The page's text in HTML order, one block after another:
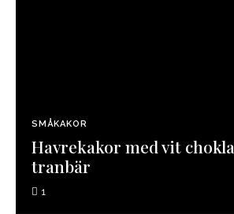
SMÅKAKOR
Havrekakor med vit
tranbär
1